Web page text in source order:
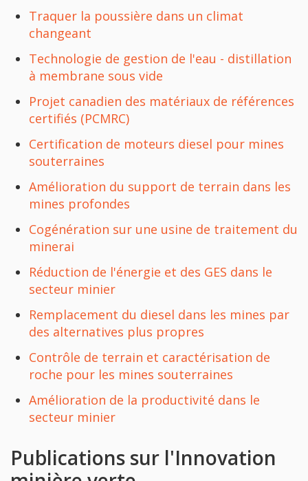
Traquer la poussière dans un climat
changeant
Technologie de gestion de l'eau - distillation
à membrane sous vide
Projet canadien des matériaux de références
certifiés (PCMRC)
Certification de moteurs diesel pour mines
souterraines
Amélioration du support de terrain dans les
mines profondes
Cogénération sur une usine de traitement du
minerai
Réduction de l'énergie et des GES dans le
secteur minier
Remplacement du diesel dans les mines par
des alternatives plus propres
Contrôle de terrain et caractérisation de
roche pour les mines souterraines
Amélioration de la productivité dans le
secteur minier
Publications sur l'Innovation